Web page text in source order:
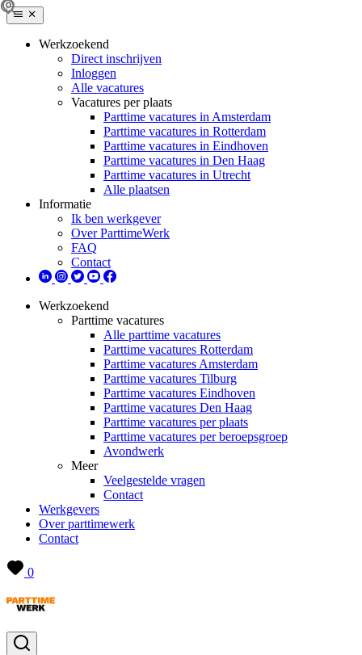
Werkzoekend
Direct inschrijven
Inloggen
Alle vacatures
Vacatures per plaats
Parttime vacatures in Amsterdam
Parttime vacatures in Rotterdam
Parttime vacatures in Eindhoven
Parttime vacatures in Den Haag
Parttime vacatures in Utrecht
Alle plaatsen
Informatie
Ik ben werkgever
Over ParttimeWerk
FAQ
Contact
Werkzoekend
Parttime vacatures
Alle parttime vacatures
Parttime vacatures Rotterdam
Parttime vacatures Amsterdam
Parttime vacatures Tilburg
Parttime vacatures Eindhoven
Parttime vacatures Den Haag
Parttime vacatures per plaats
Parttime vacatures per beroepsgroep
Avondwerk
Meer
Veelgestelde vragen
Contact
Werkgevers
Over parttimewerk
Contact
0